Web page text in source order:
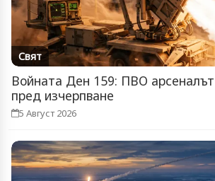
Свят
Войната Ден 159: ПВО
пред изчерпване
5 Август 2026